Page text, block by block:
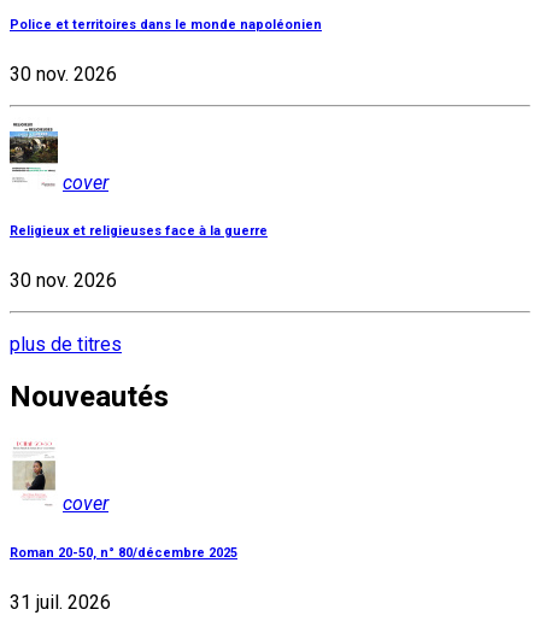
Police et territoires dans le monde napoléonien
30 nov. 2026
cover
Religieux et religieuses face à la guerre
30 nov. 2026
plus de titres
Nouveautés
cover
Roman 20-50, n° 80/décembre 2025
31 juil. 2026